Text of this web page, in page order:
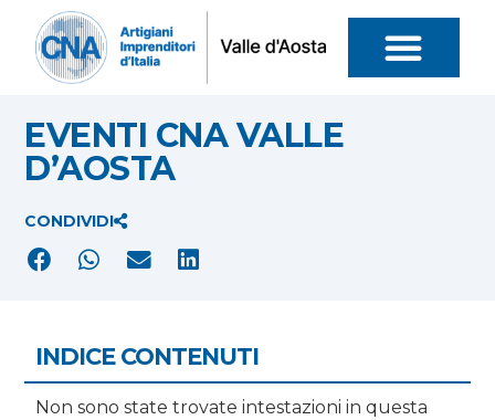
EVENTI CNA VALLE
D’AOSTA
CONDIVIDI
INDICE CONTENUTI
Non sono state trovate intestazioni in questa